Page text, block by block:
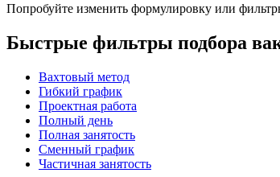
Попробуйте изменить формулировку или
Быстрые фильтры подбора
Вахтовый метод
Гибкий график
Проектная работа
Полный день
Полная занятость
Сменный график
Частичная занятость